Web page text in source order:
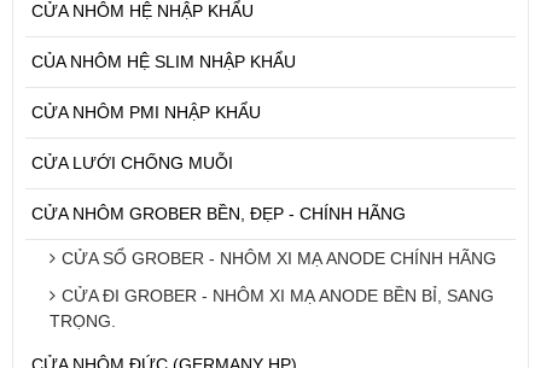
CỬA NHÔM HỆ NHẬP KHẨU
CỦA NHÔM HỆ SLIM NHẬP KHẨU
CỬA NHÔM PMI NHẬP KHẨU
CỬA LƯỚI CHỐNG MUỖI
CỬA NHÔM GROBER BỀN, ĐẸP - CHÍNH HÃNG
CỬA SỔ GROBER - NHÔM XI MẠ ANODE CHÍNH HÃNG
CỬA ĐI GROBER - NHÔM XI MẠ ANODE BỀN BỈ, SANG
TRỌNG.